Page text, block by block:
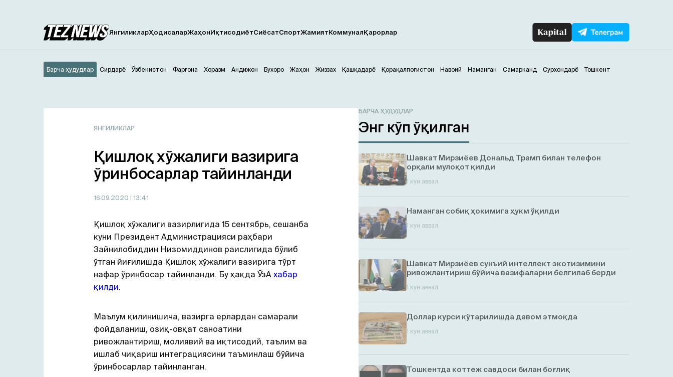
ЯнгиликларҲодисаларЖаҳонИқтисодиётСиёсатСпортЖамиятКоммуналҚарорлар
Андижон
Барча ҳудудлар Бухоро Жаҳон Жиззах Қашқадарё Қорақалпоғистон Навоий Наманган Самарканд
Сирдарё Сурхондарё Тошкент
Ўзбекистон Фарғона Хоразм
ЯНГИЛИКЛАР
Қишлоқ хўжалиги вазирига
ўринбосарлар тайинланди
16.09.2020 | 13:41
Қишлоқ хўжалиги вазирлигида 15 cентябрь, сешанба
куни Президент Aдминистрацияси раҳбари
Зайнилобиддин Низомиддинов раислигида бўлиб
ўтган йиғилишда Қишлоқ хўжалиги вазирига тўрт
нафар ўринбосар тайинланди. Бу ҳақда ЎзA хабар
қилди.
Маълум қилинишича, вазирга ерлардан самарали
фойдаланиш, озиқ-овқат саноатини
ривожлантириш, молиявий ва иқтисодий, таълим ва
ишлаб чиқариш интеграциясини таъминлаш бўйича
ўринбосарлар тайинланган.
БАРЧА ҲУДУДЛАР
Энг кўп ўқилган
Шавкат Мирзиёев Дональд Трамп билан телефон
орқали мулоқот қилди
1 кун аввал
Наманган собиқ ҳокимига ҳукм ўқилди
1 кун аввал
Шавкат Мирзиёев сунъий интеллект экотизимини
ривожлантириш бўйича вазифаларни белгилаб берди
1 кун аввал
Доллар курси кўтарилишда давом этмоқда
1 кун аввал
Тошкентда коттеж савдоси билан боғлиқ